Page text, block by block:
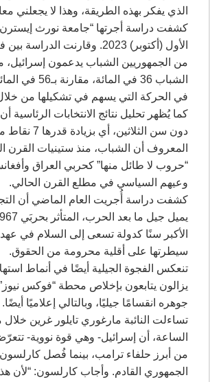
الذي يفكر بهذه الطريقة، وهذا لا يجعلني
كشفت دراسة أجرتها “جامعة نورث
في الحركة التي يسهم في تشكيلها من
المعروف أن الشباب، منذ ستينيات القرن
وعيهم السياسي في مطلع القرن الحالي.
كشفت دراسة أُجريت العام الماضي أن
الأكبر سنًا كدولة تسعى إلى السلام في عهد
سيطرتها على أقلية محرومة من الحقوق.
تنعكس الفجوة الجيلية أيضًا في أنماط
يزالون يتابعون بإخلاص محطة “فوكس
جوهره انقسامًا جيليًا، وبالتالي إعلاميًا أيضًا.
تساءلت النائبة مارغوري تايلور غرين
الساعة، أن إسرائيل- وهي قوة نووية-
الجمهوري القادم. وأجاب كارلسون: “لأن